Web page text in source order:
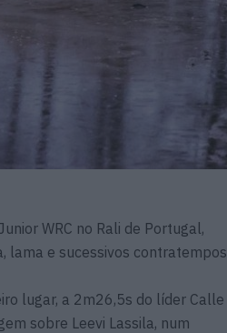
WRC no Rali de Portugal,
lama e sucessivos contratempos
lugar, a 2m26,5s do líder Calle
sobre Leevi Lassila, num